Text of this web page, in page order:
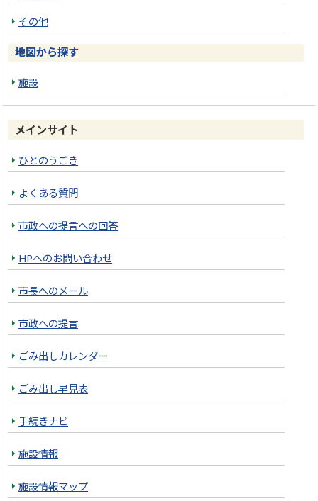
その他
地図から探す
施設
メインサイト
ひとのうごき
よくある質問
市政への提言への回答
HPへのお問い合わせ
市長へのメール
市政への提言
ごみ出しカレンダー
ごみ出し早見表
手続きナビ
施設情報
施設情報マップ